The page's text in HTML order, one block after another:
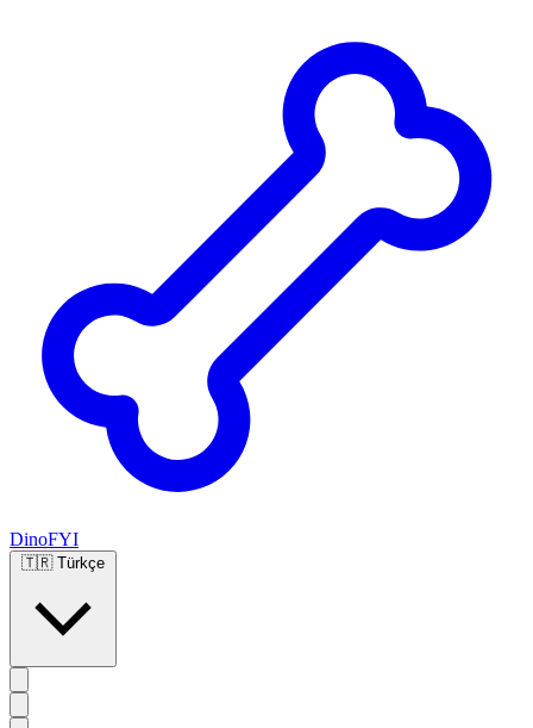
DinoFYI
🇹🇷 Türkçe